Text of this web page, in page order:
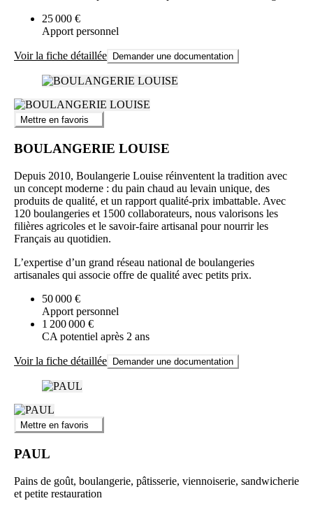
25 000 €
Apport personnel
Voir la fiche détaillée Demander une documentation
Mettre en favoris
BOULANGERIE LOUISE
Depuis 2010, Boulangerie Louise réinventent la tradition avec
un concept moderne : du pain chaud au levain unique, des
produits de qualité, et un rapport qualité-prix imbattable. Avec
120 boulangeries et 1500 collaborateurs, nous valorisons les
filières agricoles et le savoir-faire artisanal pour nourrir les
Français au quotidien.
L’expertise d’un grand réseau national de boulangeries
artisanales qui associe offre de qualité avec petits prix.
50 000 €
Apport personnel
1 200 000 €
CA potentiel après 2 ans
Voir la fiche détaillée Demander une documentation
Mettre en favoris
PAUL
Pains de goût, boulangerie, pâtisserie, viennoiserie, sandwicherie
et petite restauration